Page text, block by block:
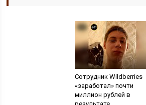
Сотрудник Wildberries
«заработал» почти
миллион рублей в